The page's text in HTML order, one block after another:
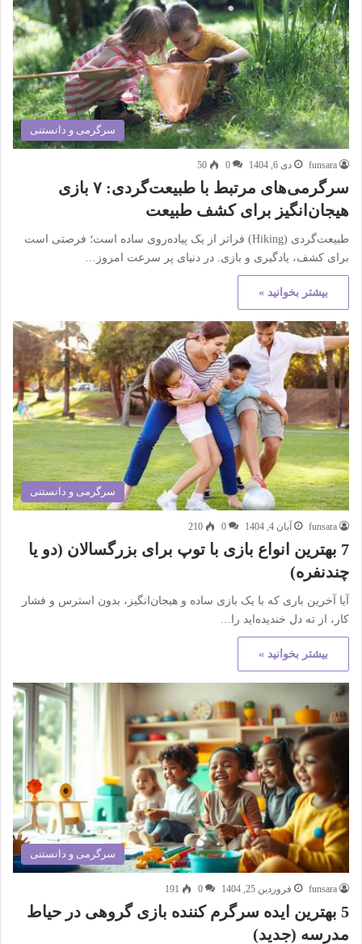
سرگرمی و دانستنی
funsara دی 6, 1404 0
50
سرگرمی‌های مرتبط با طبیعت‌گردی: ۷ بازی
هیجان‌انگیز برای کشف طبیعت
طبیعت‌گردی (Hiking) فراتر از یک پیاده‌روی ساده است؛ فرصتی است
برای کشف، یادگیری و بازی. در دنیای پر سرعت امروز…
بیشتر بخوانید »
سرگرمی و دانستنی
funsara آبان 4, 1404 0
210
7 بهترین انواع بازی با توپ برای بزرگسالان (دو یا
چندنفره)
آیا آخرین باری که با یک بازی ساده و هیجان‌انگیز، بدون استرس و فشار
کار، از ته دل خندیده‌اید را…
بیشتر بخوانید »
سرگرمی و دانستنی
funsara فروردین 25, 1404 0
191
5 بهترین ایده سرگرم کننده بازی گروهی در حیاط
مدرسه (جدید)